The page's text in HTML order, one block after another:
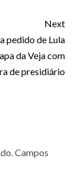
Next
pedido de Lula
da Veja com
de presidiário
Campos